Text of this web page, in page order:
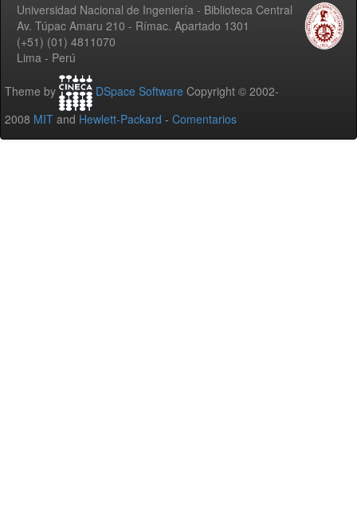
Universidad Nacional de Ingeniería - Biblioteca Central
Av. Túpac Amaru 210 - Rímac. Apartado 1301
(+51) (01) 4811070
Lima - Perú
Theme by DSpace Software Copyright © 2002-
2008 MIT and Hewlett-Packard - Comentarios